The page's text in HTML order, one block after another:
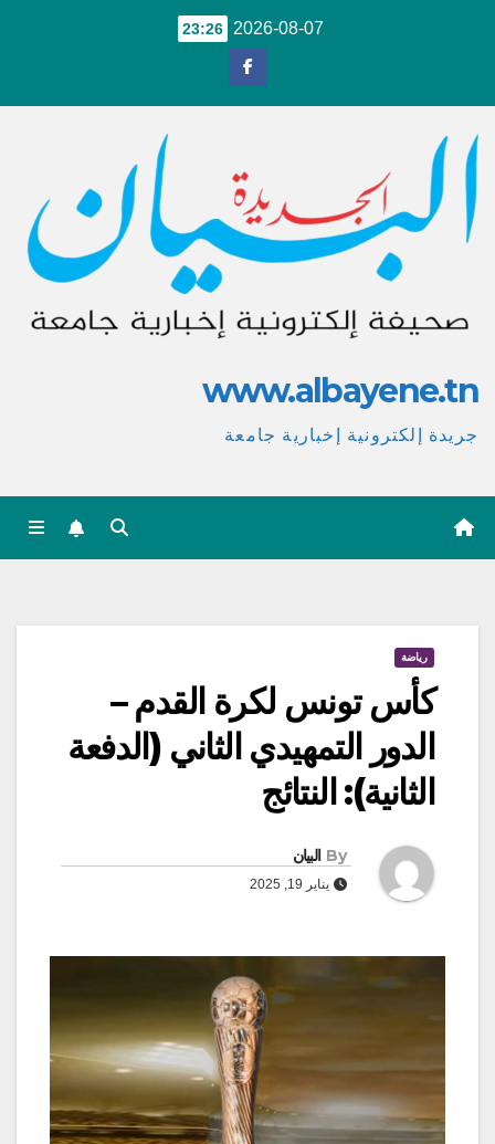
2026-08-07
23:26
www.albayene.tn
جريدة إلكترونية إخبارية جامعة
رياضة
كأس تونس لكرة القدم –
الدور التمهيدي الثاني (الدفعة
الثانية): النتائج
By البيان
يناير 19, 2025